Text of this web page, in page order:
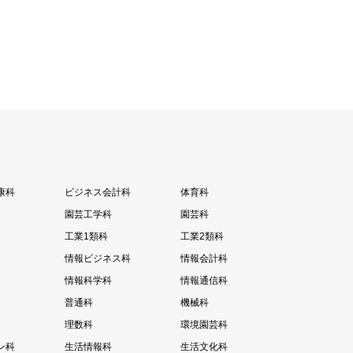
科 ビジネス会計科
体育科
園芸工学科
園芸科
工業1類科
工業2類科
情報ビジネス科
情報会計科
情報科学科
情報通信科
普通科
機械科
理数科
環境園芸科
科
生活情報科 生活文化科